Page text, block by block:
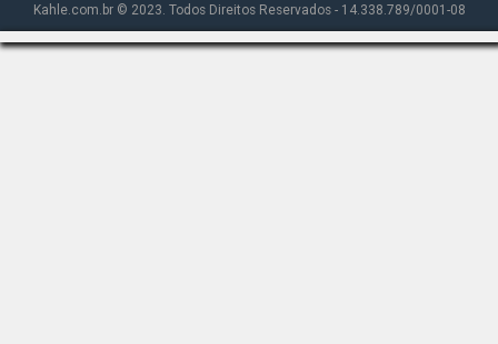
Kahle.com.br © 2023. Todos Direitos Reservados - 14.338.789/0001-08